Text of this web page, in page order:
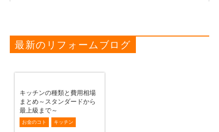
最新のリフォームブログ
キッチンの種類と費用相場
まとめ～スタンダードから
最上級まで～
お金のコト キッチン